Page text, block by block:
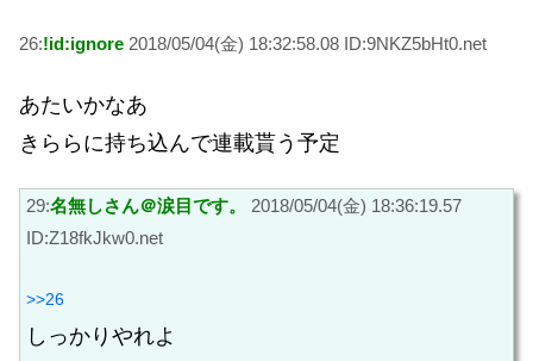
26:!id:ignore 2018/05/04(金) 18:32:58.08 ID:9NKZ5bHt0.net
あたいかなあ
きららに持ち込んで連載貰う予定
29:名無しさん＠涙目です。
2018/05/04(金) 18:36:19.57
ID:Z18fkJkw0.net
>>26
しっかりやれよ